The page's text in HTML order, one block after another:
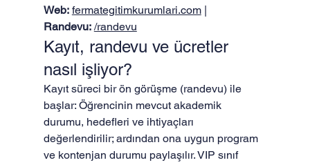
Web: fermategitimkurumlari.com |
Randevu: /randevu
Kayıt, randevu ve ücretler
nasıl işliyor?
Kayıt süreci bir ön görüşme (randevu) ile
başlar: Öğrencinin mevcut akademik
durumu, hedefleri ve ihtiyaçları
değerlendirilir; ardından ona uygun program
ve kontenjan durumu paylaşılır. VIP sınıf